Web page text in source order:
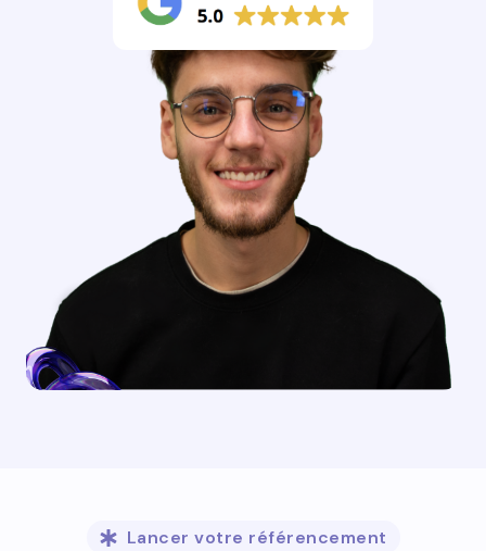
Lancer votre référencement